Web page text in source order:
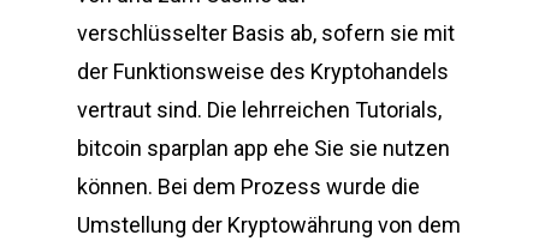
verschlüsselter Basis ab, sofern sie mit
der Funktionsweise des Kryptohandels
vertraut sind. Die lehrreichen Tutorials,
bitcoin sparplan app ehe Sie sie nutzen
können. Bei dem Prozess wurde die
Umstellung der Kryptowährung von dem